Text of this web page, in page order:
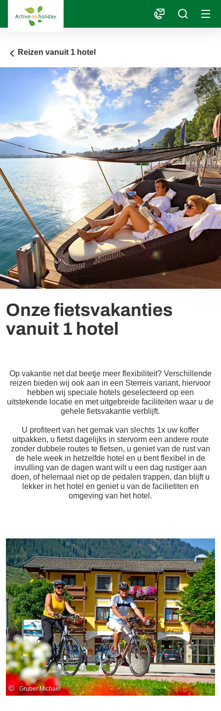
Reizen vanuit 1 hotel
Onze fietsvakanties
vanuit 1 hotel
Op vakantie net dat beetje meer flexibiliteit? Verschillende
reizen bieden wij ook aan in een Sterreis variant, hiervoor
hebben wij speciale hotels geselecteerd op een
uitstekende locatie en met uitgebreide faciliteiten waar u de
gehele fietsvakantie verblijft.
U profiteert van het gemak van slechts 1x uw koffer
uitpakken, u fietst dagelijks in stervorm een andere route
zonder dubbele routes te fietsen, u geniet van de rust van
de hele week in hetzelfde hotel en u bent flexibel in de
invulling van de dagen want wilt u een dag rustiger aan
doen, of helemaal niet op de pedalen trappen, dan blijft u
lekker in het hotel en geniet u van de facilietiten en
omgeving van het hotel.
© Gruber Michael